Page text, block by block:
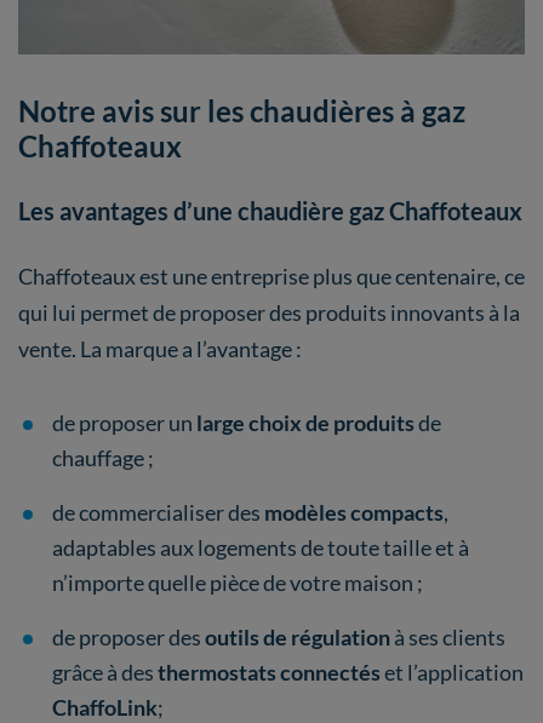
Notre avis sur les chaudières à gaz
Chaffoteaux
Les avantages d’une chaudière gaz Chaffoteaux
Chaffoteaux est une entreprise plus que centenaire, ce
qui lui permet de proposer des produits innovants à la
vente. La marque a l’avantage :
de proposer un large choix de produitsde
chauffage ;
de commercialiser des modèles compacts,
adaptables aux logements de toute taille et à
n’importe quelle pièce de votre maison ;
de proposer desoutils de régulationà ses clients
grâce à desthermostats connectéset l’application
ChaffoLink;